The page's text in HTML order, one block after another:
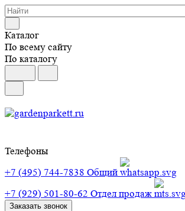
Каталог
По всему сайту
По каталогу
Телефоны
+7 (495) 744-7838 Общий
+7 (929) 501-80-62 Отдел продаж
Заказать звонок